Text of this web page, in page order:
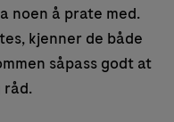
noen å prate med.
kjenner de både
såpass godt at
råd.